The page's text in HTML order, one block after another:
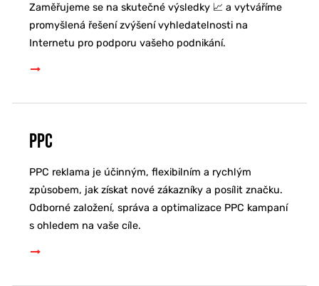
Zaměřujeme se na skutečné výsledky 📈 a vytváříme
promyšlená řešení zvýšení vyhledatelnosti na
Internetu pro podporu vašeho podnikání.
PPC
PPC reklama je účinným, flexibilním a rychlým
způsobem, jak získat nové zákazníky a posílit značku.
Odborné založení, správa a optimalizace PPC kampaní
s ohledem na vaše cíle.